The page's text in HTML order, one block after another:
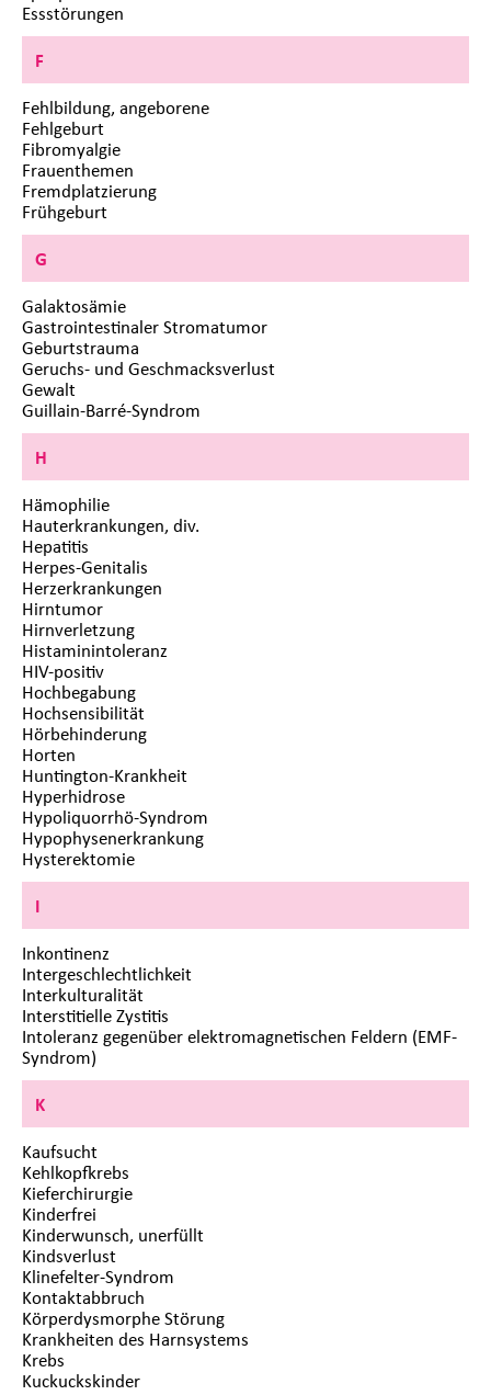
Essstörungen
F
Fehlbildung, angeborene
Fehlgeburt
Fibromyalgie
Frauenthemen
Fremdplatzierung
Frühgeburt
G
Galaktosämie
Gastrointestinaler Stromatumor
Geburtstrauma
Geruchs- und Geschmacksverlust
Gewalt
Guillain-Barré-Syndrom
H
Hämophilie
Hauterkrankungen, div.
Hepatitis
Herpes-Genitalis
Herzerkrankungen
Hirntumor
Hirnverletzung
Histaminintoleranz
HIV-positiv
Hochbegabung
Hochsensibilität
Hörbehinderung
Horten
Huntington-Krankheit
Hyperhidrose
Hypoliquorrhö-Syndrom
Hypophysenerkrankung
Hysterektomie
I
Inkontinenz
Intergeschlechtlichkeit
Interkulturalität
Interstitielle Zystitis
Intoleranz gegenüber elektromagnetischen Feldern (EMF-
Syndrom)
K
Kaufsucht
Kehlkopfkrebs
Kieferchirurgie
Kinderfrei
Kinderwunsch, unerfüllt
Kindsverlust
Klinefelter-Syndrom
Kontaktabbruch
Körperdysmorphe Störung
Krankheiten des Harnsystems
Krebs
Kuckuckskinder